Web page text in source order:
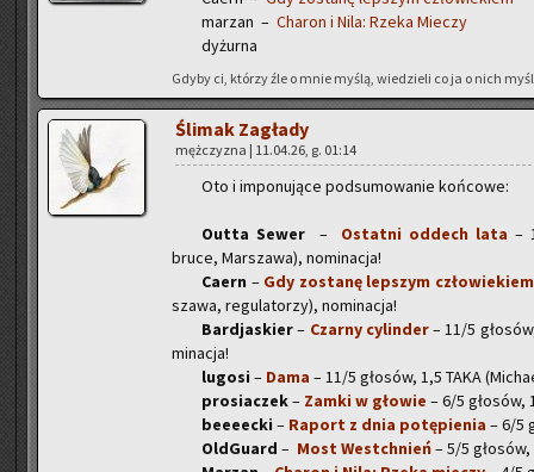
ma­rzan – Cha­ron i Nila: Rzeka Mie­czy
dy­żur­na
Gdyby ci, któ­rzy źle o mnie myślą, wie­dzie­li co ja o nich
Śli­mak Za­gła­dy
męż­czy­zna | 11.04.26, g. 01:14
Oto i im­po­nu­ją­ce pod­su­mo­wa­nie koń­co­we:
Outta Sewer– Ostat­ni od­dech lata –
bruce, Mar­sza­wa), no­mi­na­cja!
Caern – Gdy zo­sta­nę lep­szym czło­wie­kiem
sza­wa, re­gu­la­to­rzy), no­mi­na­cja!
Bar­dja­skier– Czar­ny cy­lin­der– 11/5
mi­na­cja!
lu­go­si – Dama – 11/5 gło­sów, 1,5 TAKA
pro­sia­czek– Zamki w gło­wie – 6/5 gło­sów,
be­eeec­ki – Ra­port z dnia po­tę­pie­nia – 6/5
Old­Gu­ard – Most Wes­tchnień– 5/5